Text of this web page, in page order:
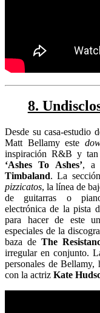
8.
Desde su casa-estudio
Matt Bellamy este
inspiración R&B y
‘Ashes To Ashes’,
Timbaland. La
pizzicatos, la línea de
de guitarras o
electrónica de la pista
para hacer de este
especiales de la
baza de The
irregular en conjunto.
personales de Bellamy,
con la actriz Kate